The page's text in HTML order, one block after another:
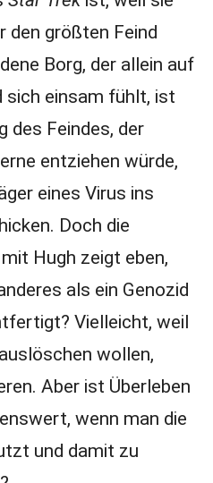
den größten Feind
Borg, der allein auf
sich einsam fühlt, ist
des Feindes, der
entziehen würde,
eines Virus ins
Doch die
Hugh zeigt eben,
als ein Genozid
Vielleicht, weil
wollen,
Aber ist Überleben
wenn man die
und damit zu